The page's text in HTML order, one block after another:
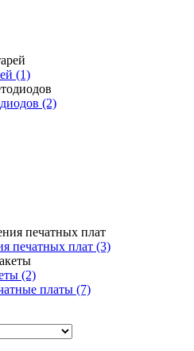
(1)
(2)
печатных плат (3)
(2)
платы (7)